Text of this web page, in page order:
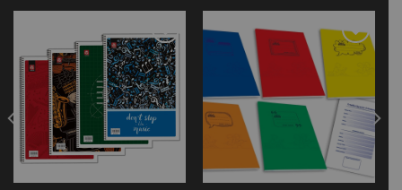
Add to
wishlist
Add to